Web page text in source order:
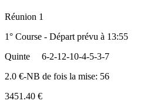
Réunion 1
1° Course - Départ prévu à 13:55
Quinte
6-2-12-10-4-5-3-7
2.0 €-NB de fois la mise: 56
3451.40 €